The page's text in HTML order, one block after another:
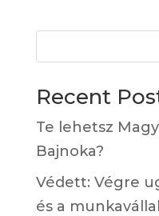
Recent
Te lehetsz
Bajnoka?
Védett: Végre
és a